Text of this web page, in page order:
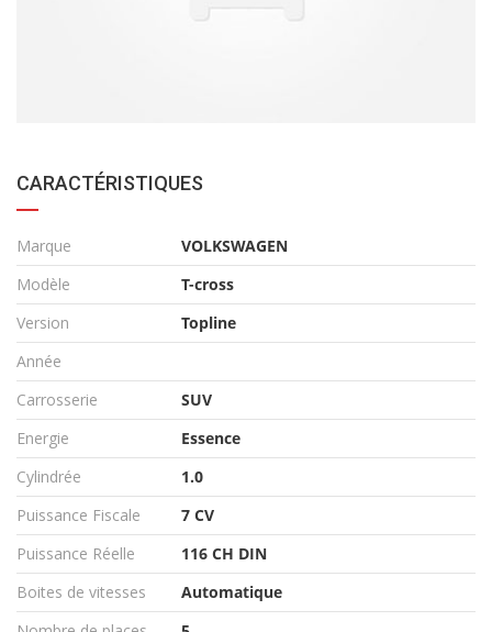
CARACTÉRISTIQUES
Marque
VOLKSWAGEN
Modèle
T-cross
Version
Topline
Année
Carrosserie
SUV
Energie
Essence
Cylindrée
1.0
Puissance Fiscale
7 CV
Puissance Réelle
116 CH DIN
Boites de vitesses
Automatique